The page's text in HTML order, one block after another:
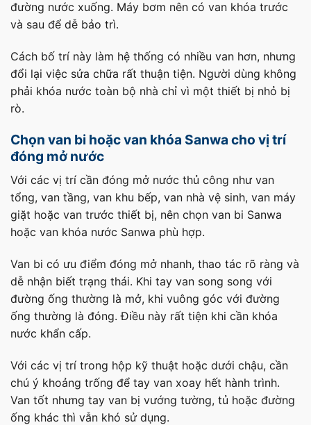
đường nước xuống. Máy bơm nên có van khóa trước
và sau để dễ bảo trì.
Cách bố trí này làm hệ thống có nhiều van hơn, nhưng
đổi lại việc sửa chữa rất thuận tiện. Người dùng không
phải khóa nước toàn bộ nhà chỉ vì một thiết bị nhỏ bị
rò.
Chọn van bi hoặc van khóa Sanwa cho vị trí
đóng mở nước
Với các vị trí cần đóng mở nước thủ công như van
tổng, van tầng, van khu bếp, van nhà vệ sinh, van máy
giặt hoặc van trước thiết bị, nên chọn van bi Sanwa
hoặc van khóa nước Sanwa phù hợp.
Van bi có ưu điểm đóng mở nhanh, thao tác rõ ràng và
dễ nhận biết trạng thái. Khi tay van song song với
đường ống thường là mở, khi vuông góc với đường
ống thường là đóng. Điều này rất tiện khi cần khóa
nước khẩn cấp.
Với các vị trí trong hộp kỹ thuật hoặc dưới chậu, cần
chú ý khoảng trống để tay van xoay hết hành trình.
Van tốt nhưng tay van bị vướng tường, tủ hoặc đường
ống khác thì vẫn khó sử dụng.